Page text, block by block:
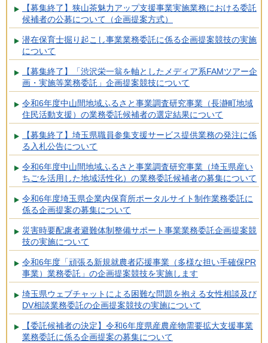
【募集終了】狭山茶魅力アップ支援事業実施業務における委託
候補者の公募について（企画提案方式）
潜在保育士掘り起こし事業業務委託に係る企画提案競技の実施
について
【募集終了】「渋沢栄一翁を軸としたメディア系FAMツアー企
画・実施等業務委託」企画提案競技について
令和6年度中山間地域ふるさと事業調査研究事業（長瀞町地域
住民活動支援）の業務委託候補者の選定結果について
【募集終了】埼玉県職員参集支援サービス提供業務の発注に係
る入札公告について
令和6年度中山間地域ふるさと事業調査研究事業（埼玉県産い
ちごを活用した地域活性化）の業務委託候補者の募集について
令和6年度埼玉県企業内保育所ポータルサイト制作業務委託に
係る企画提案の募集について
災害時要配慮者避難体制整備サポート事業業務委託企画提案競
技の実施について
令和6年度「頑張る新規就農者応援事業（多様な担い手確保PR
事業）業務委託」の企画提案競技を実施します
埼玉県ウェブチャットによる困難な問題を抱える女性相談及び
DV相談業務委託の企画提案競技の実施について
【委託候補者の決定】令和6年度県産農産物需要拡大支援事業
業務委託に係る企画提案の募集について